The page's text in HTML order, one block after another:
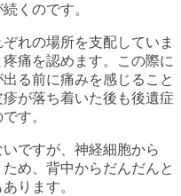
くのです。
れの場所を支配していま
痛を認めます。この際に
る前に痛みを感じること
が落ち着いた後も後遺症
す。
ですが、神経細胞から
め、背中からだんだんと
ります。